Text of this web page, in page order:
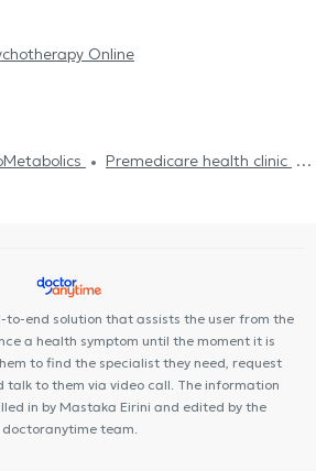
LGBTQ
Online
Premedicare health clinic
to-end solution that assists the user from the
a health symptom until the moment it is
to find the specialist they need, request
talk to them via video call. The information
in by Mastaka Eirini and edited by the
doctoranytime team.